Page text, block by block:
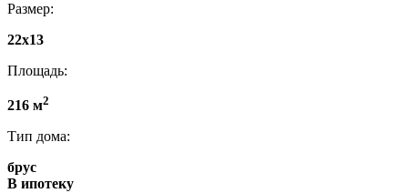
Размер:
22х13
Площадь:
216 м2
Тип дома:
брус
В ипотеку